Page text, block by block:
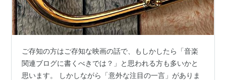
ご存知の方はご存知な映画の話で、もしかしたら「音楽
関連ブログに書くべきでは？」と思われる方も多いかと
思います。 しかしながら「意外な注目の一言」がありま